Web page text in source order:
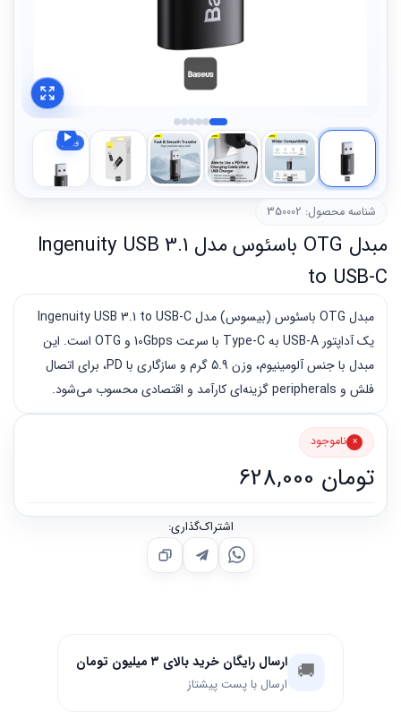
شناسه محصول: 350002
مبدل OTG باسئوس مدل Ingenuity USB 3.1
to USB-C
مبدل OTG باسئوس (بیسوس) مدل Ingenuity USB 3.1 to USB-C
یک آداپتور USB-A به Type-C با سرعت 10Gbps و OTG است. این
مبدل با جنس آلومینیوم، وزن 5.9 گرم و سازگاری با PD، برای اتصال
فلش و peripherals گزینه‌ای کارآمد و اقتصادی محسوب می‌شود.
تومان
ناموجود
اشتراک‌گذاری:
🚚 ارسال رایگان خرید بالای ۳ میلیون تومان
ارسال با پست پیشتاز